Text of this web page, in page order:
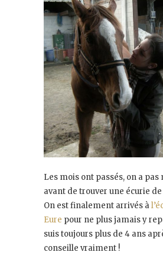
Les mois ont passés, on a pas
avant de trouver une écurie
On est finalement arrivés à
Eure pour ne plus jamais y
suis toujours plus de 4 ans
conseille vraiment !